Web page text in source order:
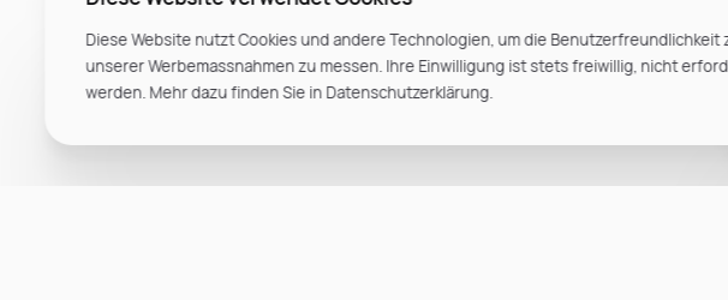
Diese Website nutzt Cookies und andere Technologien, um die
unserer Werbemassnahmen zu messen. Ihre Einwilligung ist stets freiwillig, nicht
werden. Mehr dazu finden Sie in Datenschutzerklärung.